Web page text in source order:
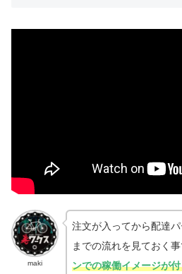
maki
注文が入ってから配達
までの流れを見ておく 事
ンでの稼働イメージが